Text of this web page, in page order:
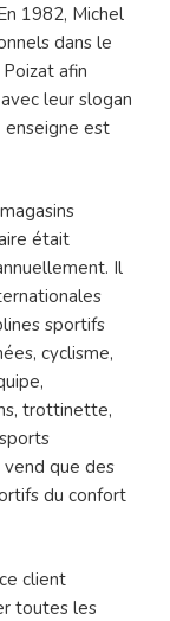
1982, Michel
dans le
afin
leur slogan
enseigne est
était
Il
sportifs
cyclisme,
trottinette,
que des
du confort
client
toutes les